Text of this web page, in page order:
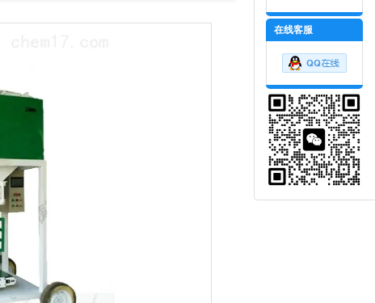
在线客服